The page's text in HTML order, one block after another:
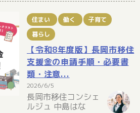
住まい 働く
子育て
暮らし
【令和8年度版】長岡市移住
支援金の申請手順・必要書
類・注意...
2026/6/5
長岡市移住コンシェ
ルジュ 中島はな